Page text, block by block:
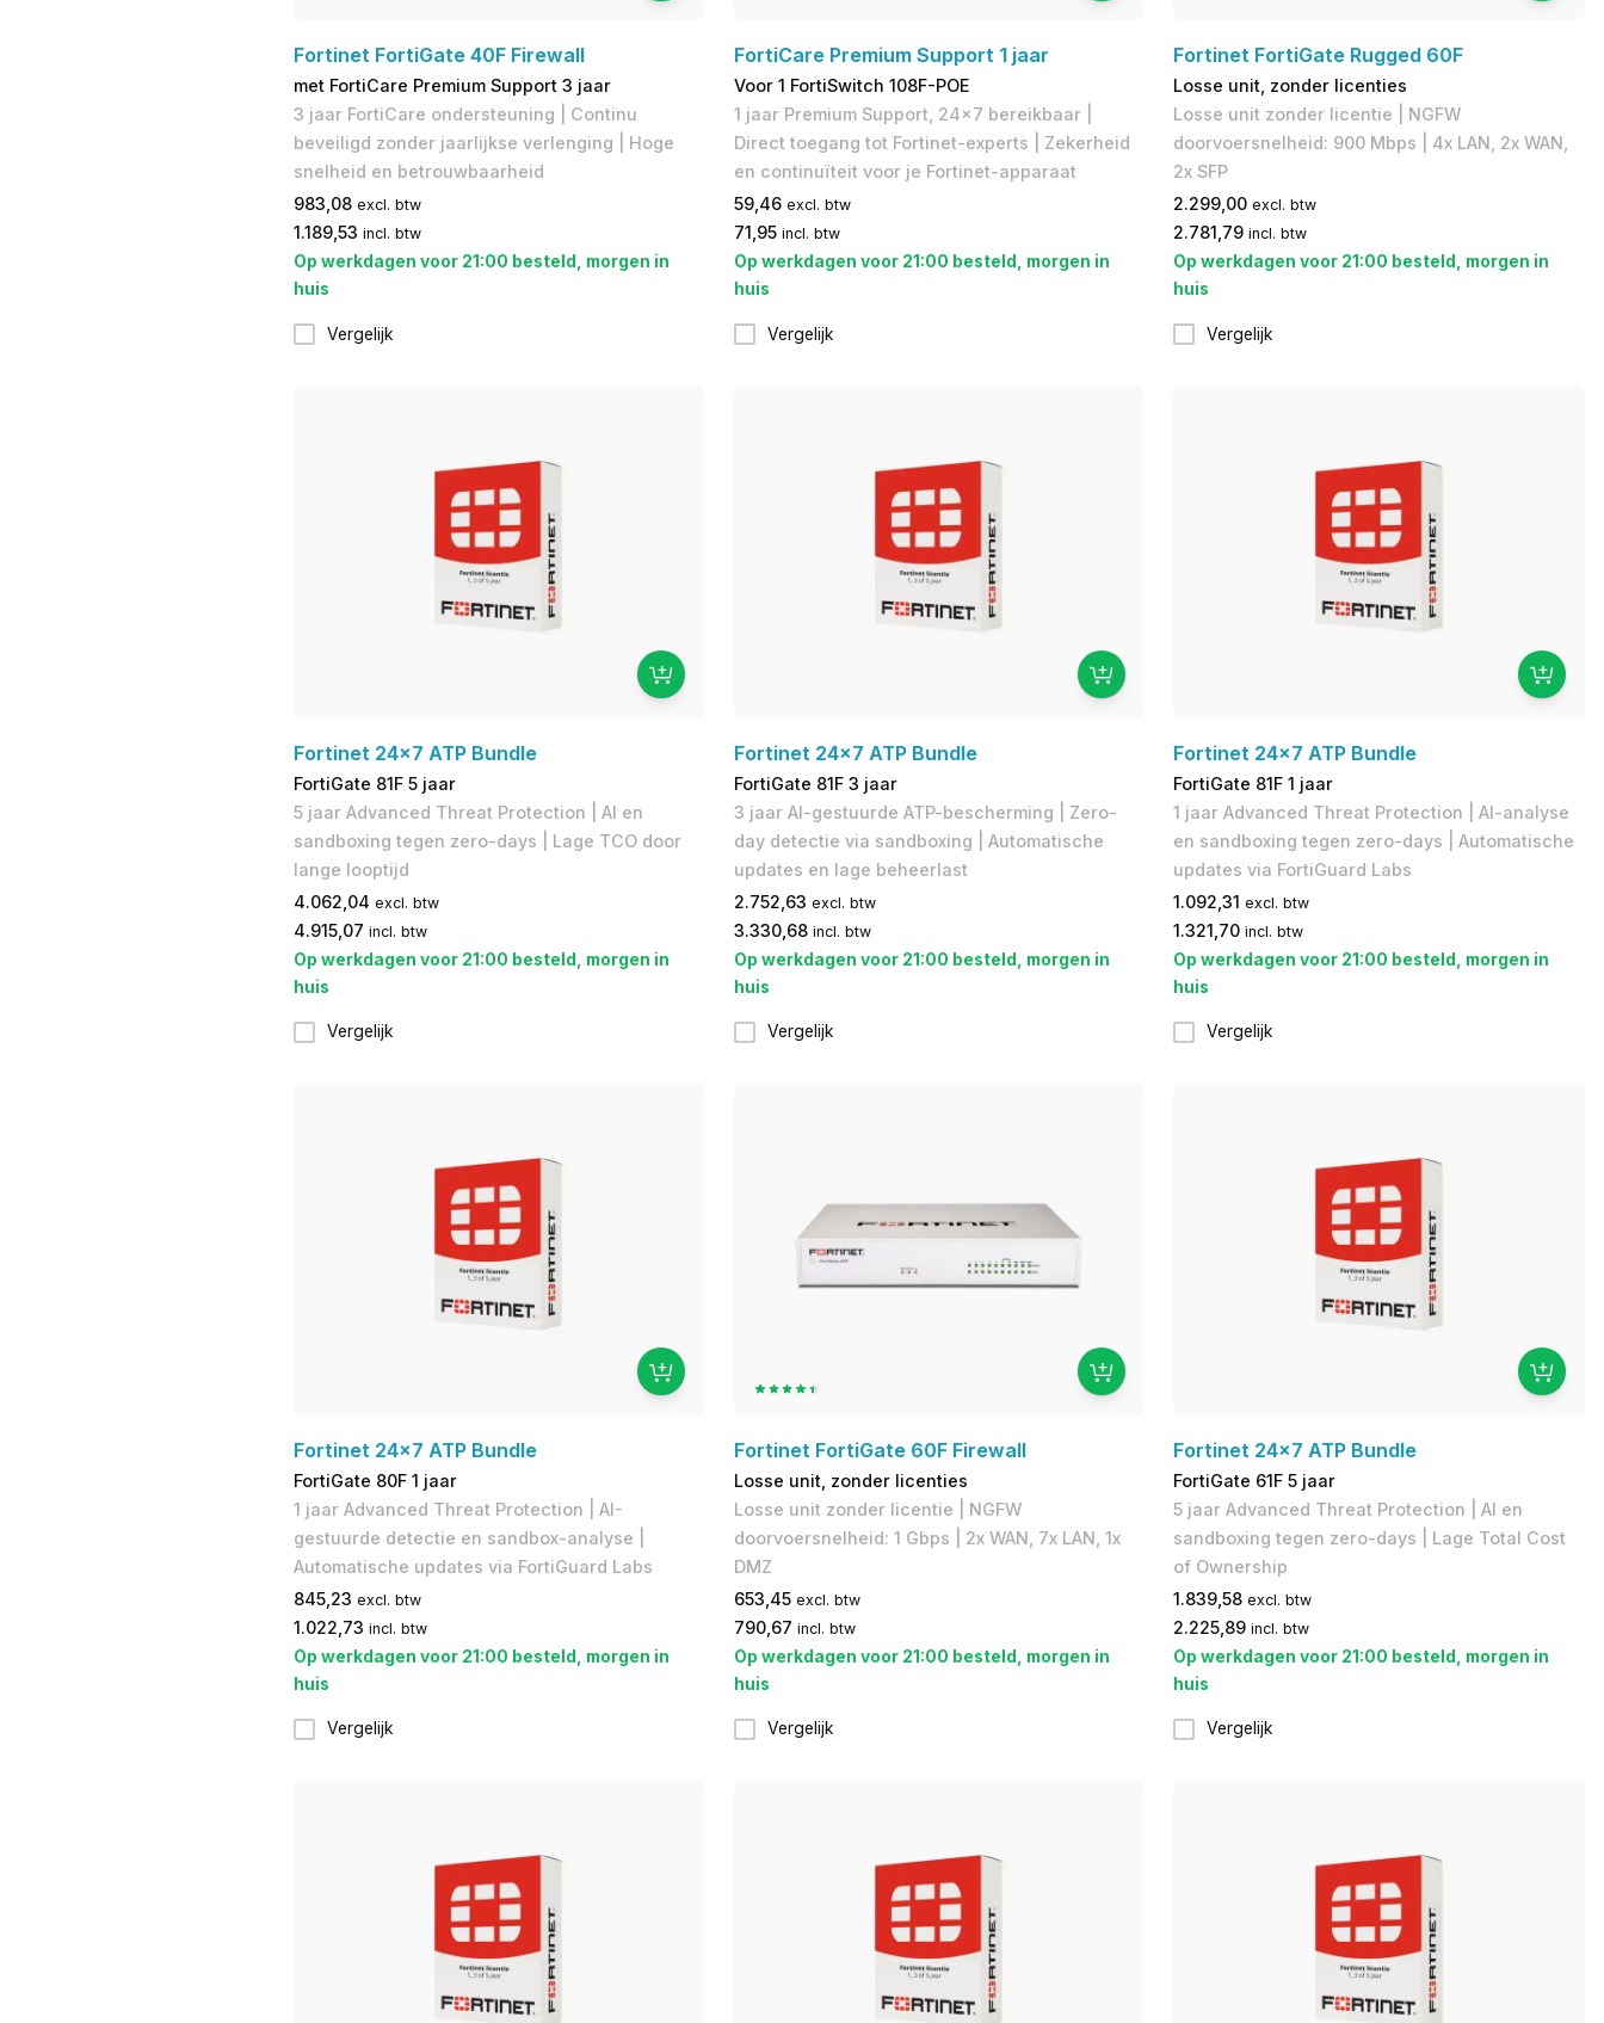
Fortinet FortiGate 40F Firewall
met FortiCare Premium Support 3 jaar
3 jaar FortiCare ondersteuning | Continu
beveiligd zonder jaarlijkse verlenging | Hoge
snelheid en betrouwbaarheid
983,08 excl. btw
1.189,53 incl. btw
Op werkdagen voor 21:00 besteld, morgen in
huis
Vergelijk
FortiCare Premium Support 1 jaar
Voor 1 FortiSwitch 108F-POE
1 jaar Premium Support, 24x7 bereikbaar |
Direct toegang tot Fortinet-experts | Zekerheid
en continuïteit voor je Fortinet-apparaat
59,46 excl. btw
71,95 incl. btw
Op werkdagen voor 21:00 besteld, morgen in
huis
Vergelijk
Fortinet FortiGate Rugged 60F
Losse unit, zonder licenties
Losse unit zonder licentie | NGFW
doorvoersnelheid: 900 Mbps | 4x LAN, 2x WAN,
2x SFP
2.299,00 excl. btw
2.781,79 incl. btw
Op werkdagen voor 21:00 besteld, morgen in
huis
Vergelijk
Fortinet 24x7 ATP Bundle
FortiGate 81F 5 jaar
5 jaar Advanced Threat Protection | AI en
sandboxing tegen zero-days | Lage TCO door
lange looptijd
4.062,04 excl. btw
4.915,07 incl. btw
Op werkdagen voor 21:00 besteld, morgen in
huis
Vergelijk
Fortinet 24x7 ATP Bundle
FortiGate 81F 3 jaar
3 jaar AI-gestuurde ATP-bescherming | Zero-
day detectie via sandboxing | Automatische
updates en lage beheerlast
2.752,63 excl. btw
3.330,68 incl. btw
Op werkdagen voor 21:00 besteld, morgen in
huis
Vergelijk
Fortinet 24x7 ATP Bundle
FortiGate 81F 1 jaar
1 jaar Advanced Threat Protection | AI-analyse
en sandboxing tegen zero-days | Automatische
updates via FortiGuard Labs
1.092,31 excl. btw
1.321,70 incl. btw
Op werkdagen voor 21:00 besteld, morgen in
huis
Vergelijk
Fortinet 24x7 ATP Bundle
FortiGate 80F 1 jaar
1 jaar Advanced Threat Protection | AI-
gestuurde detectie en sandbox-analyse |
Automatische updates via FortiGuard Labs
845,23 excl. btw
1.022,73 incl. btw
Op werkdagen voor 21:00 besteld, morgen in
huis
Vergelijk
Fortinet FortiGate 60F Firewall
Losse unit, zonder licenties
Losse unit zonder licentie | NGFW
doorvoersnelheid: 1 Gbps | 2x WAN, 7x LAN, 1x
DMZ
653,45 excl. btw
790,67 incl. btw
Op werkdagen voor 21:00 besteld, morgen in
huis
Vergelijk
Fortinet 24x7 ATP Bundle
FortiGate 61F 5 jaar
5 jaar Advanced Threat Protection | AI en
sandboxing tegen zero-days | Lage Total Cost
of Ownership
1.839,58 excl. btw
2.225,89 incl. btw
Op werkdagen voor 21:00 besteld, morgen in
huis
Vergelijk